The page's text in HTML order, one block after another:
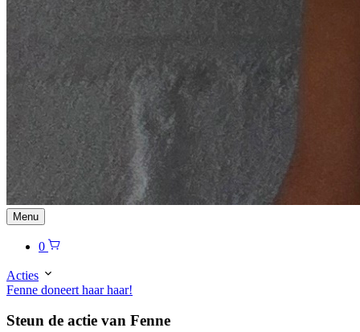
Menu
0
Acties
Fenne doneert haar haar!
Steun de actie van Fenne